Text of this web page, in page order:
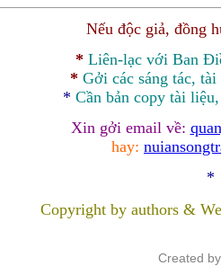
Nếu độc giả, đồng
* Liên-lạc với Ban
* Gởi các sáng tác,
* Cần bản copy tài
Xin gởi email về:
hay:
*
Copyright by authors &
Created